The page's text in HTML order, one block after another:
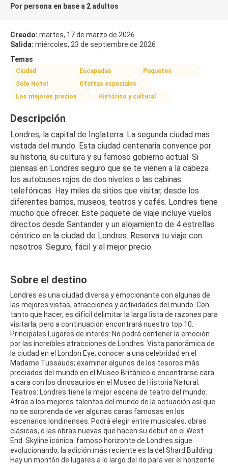
Por persona en base a 2 adultos
Creado: martes, 17 de marzo de 2026
Salida: miércoles, 23 de septiembre de 2026
Temas
Ciudad Escapadas
Paquetes
Solo Hotel
Ofertas especiales
Los mejores precios
Histórico y cultural
Descripción
Londres, la capital de Inglaterra. La segunda ciudad mas
vistada del mundo. Esta ciudad centenaria convence por
su historia, su cultura y su famoso gobierno actual. Si
piensas en Londres seguro que se te vienen a la cabeza
los autobuses rojos de dos niveles o las cabinas
telefónicas. Hay miles de sitios que visitar, desde los
diferentes barrios, museos, teatros y cafés. Londres tiene
mucho que ofrecer. Este paquete de viaje incluye vuelos
directos desde Santander y un alojamiento de 4 estrellas
céntrico en la ciudad de Londres. Reserva tu viaje con
nosotros. Seguro, fácil y al mejor precio.
Sobre el destino
Londres es una ciudad diversa y emocionante con algunas de
las mejores vistas, atracciones y actividades del mundo. Con
tanto que hacer, es difícil delimitar la larga lista de razones para
visitarla, pero a continuación encontrará nuestro top 10.
Principales Lugares de interés: No podrá contener la emoción
por las increíbles atracciones de Londres. Vista panorámica de
la ciudad en el London Eye; conocer a una celebridad en el
Madame Tussauds; examinar algunos de los tesoros más
preciados del mundo en el Museo Británico o encontrarse cara
a cara con los dinosaurios en el Museo de Historia Natural.
Teatros: Londres tiene la mejor escena de teatro del mundo.
Atrae a los mejores talentos del mundo de la actuación así que
no se sorprenda de ver algunas caras famosas en los
escenarios londinenses. Podrá elegir entre musicales, obras
clásicas, o las obras nuevas que hacen su debut en el West
End. Skyline icónica: famoso horizonte de Londres sigue
evolucionando, la adición más reciente es la del Shard Building.
Hay un montón de lugares a lo largo del río para ver el horizonte